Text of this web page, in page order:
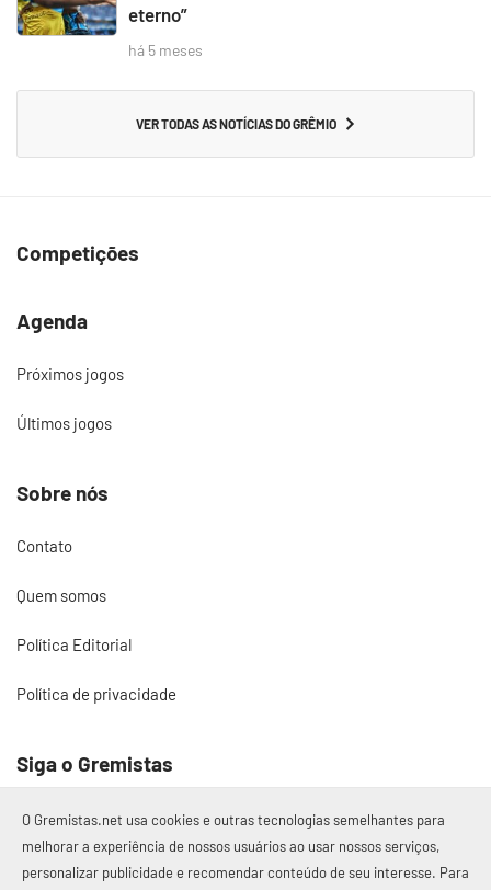
eterno”
há 5 meses
VER TODAS AS NOTÍCIAS DO GRÊMIO
Competições
Agenda
Próximos jogos
Últimos jogos
Sobre nós
Contato
Quem somos
Política Editorial
Política de privacidade
Siga o Gremistas
© 2017 – 2026 Gremistas.net
O Gremistas.net usa cookies e outras tecnologias semelhantes para
melhorar a experiência de nossos usuários ao usar nossos serviços,
personalizar publicidade e recomendar conteúdo de seu interesse. Para